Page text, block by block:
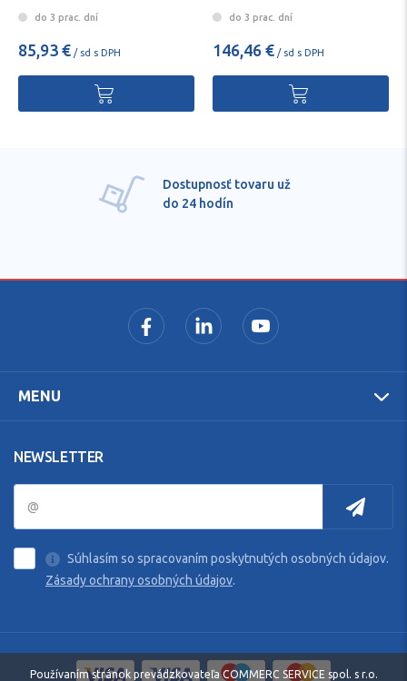
do 3 prac. dní
85,93 € / sd s DPH
do 3 prac. dní
146,46 € / sd s DPH
Pre každú položku
technické kvalifikované
MENU
NEWSLETTER
Súhlasím so spracovaním poskytnutých osobných údajov.
Zásady ochrany osobných údajov.
Používaním stránok prevádzkovateľa COMMERC SERVICE spol. s r.o.